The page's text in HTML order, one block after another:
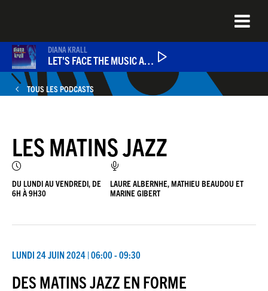
principal
ÉMISSIONS
NEWS
QUEL ÉTAIT CE TITRE ?
JAZZENDA
JEU DU JOUR
DIANA KRALL
LET'S FACE THE MUSIC AND DANCE
TOUS LES PODCASTS
LES MATINS JAZZ
DU LUNDI AU VENDREDI, DE
6H À 9H30
LAURE ALBERNHE, MATHIEU BEAUDOU ET
MARINE GIBERT
LUNDI 24 JUIN 2024 | 06:00 - 09:30
DES MATINS JAZZ EN FORME